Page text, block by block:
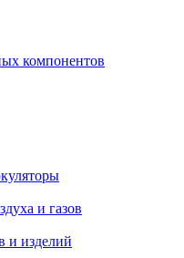
компонентов
и газов
и изделий